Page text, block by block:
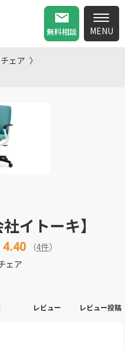
無料相談
ェア
イトーキ】
4.40 （4件）
ェア
レビュー レビュー投稿